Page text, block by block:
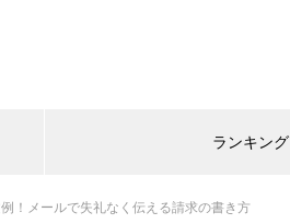
ランキング
！メールで失礼なく伝える請求の書き方